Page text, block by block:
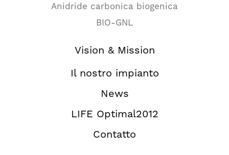
Anidride carbonica biogenica
BIO-GNL
Vision & Mission
Il nostro impianto
News
LIFE Optimal2012
Contatto